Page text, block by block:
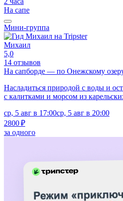
На сапе
Мини-группа
Михаил
5,0
14 отзывов
На сапборде — по Онежскому
Насладиться природой с воды и
с калитками и морсом из
ср, 5 авг в 17:00ср, 5 авг в 20:00
2800 ₽
за одного